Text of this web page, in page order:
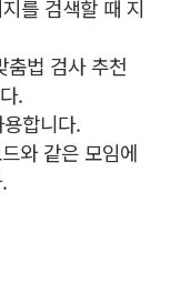
를 검색할 때 지
춤법 검사 추천
.
합니다.
와 같은 모임에